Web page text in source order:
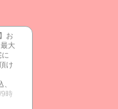
お
大
け
時